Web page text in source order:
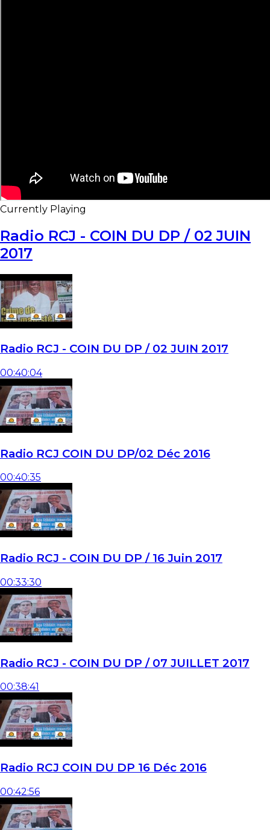
Currently Playing
Radio RCJ - COIN DU DP / 02 JUIN
2017
Radio RCJ - COIN DU DP / 02 JUIN 2017
00:40:04
Radio RCJ COIN DU DP/02 Déc 2016
00:40:35
Radio RCJ - COIN DU DP / 16 Juin 2017
00:33:30
Radio RCJ - COIN DU DP / 07 JUILLET 2017
00:38:41
Radio RCJ COIN DU DP 16 Déc 2016
00:42:56